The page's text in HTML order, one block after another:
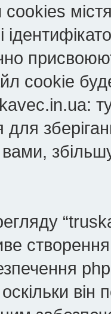
cookie
для